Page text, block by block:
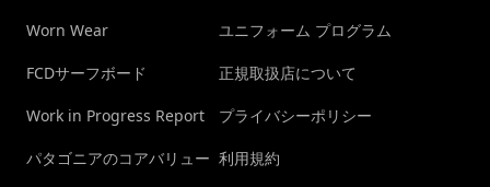
Worn Wear
FCDサーフボード
Work in Progress Report
パタゴニアのコアバリュー
ユニフォーム プログラム
正規取扱店について
プライバシーポリシー
利用規約